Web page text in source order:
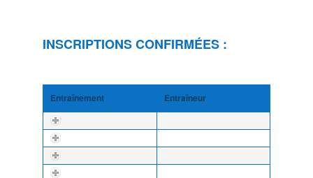
INSCRIPTIONS CONFIRMÉES :
Entraînement Entraîneur